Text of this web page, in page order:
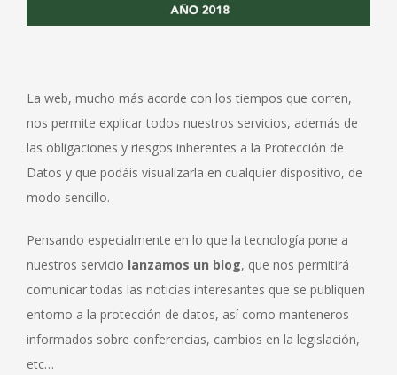
La web, mucho más acorde con los tiempos que corren,
nos permite explicar todos nuestros servicios, además de
las obligaciones y riesgos inherentes a la Protección de
Datos y que podáis visualizarla en cualquier dispositivo, de
modo sencillo.
Pensando especialmente en lo que la tecnología pone a
nuestros servicio lanzamos un blog, que nos permitirá
comunicar todas las noticias interesantes que se publiquen
entorno a la protección de datos, así como manteneros
informados sobre conferencias, cambios en la legislación,
etc…